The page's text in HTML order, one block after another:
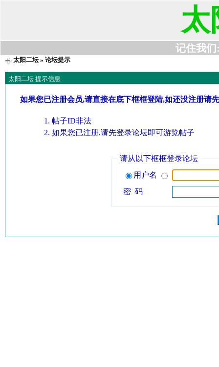
太
记住我们
太阳二坛» 论坛提示
太阳二坛 提示信息
如果您已注册会员,请直接在底下框框登陆,如还没注册请
帖子ID非法
如果您已注册,请先登录论坛即可游览帖子
请从以下框框登录论坛
用户名
密 码